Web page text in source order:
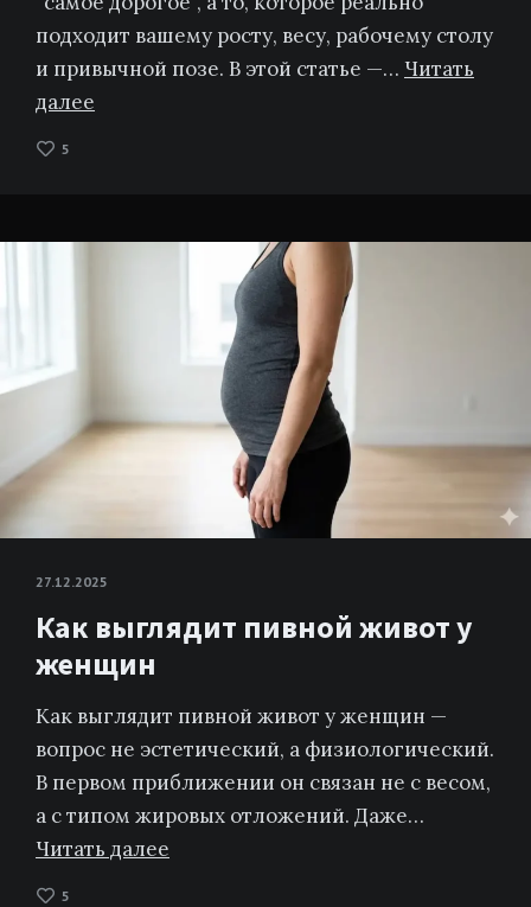
подходит вашему росту, весу, рабочему столу
и привычной позе. В этой статье —… Читать
далее
5
27.12.2025
Как выглядит пивной живот у
женщин
Как выглядит пивной живот у женщин —
вопрос не эстетический, а физиологический.
В первом приближении он связан не с весом,
а с типом жировых отложений. Даже…
Читать далее
5